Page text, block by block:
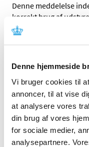
Denne hjemmeside
Vi bruger cookies til
annoncer, til at vise
at analysere vores
din brug af vores
for sociale medier,
analysepartnere.
Denne meddelelse
korrekt brug af
Maquet
(flex) and
|29. juni 2023|
Denne meddelelse
udstyret, der kræver
Forrige